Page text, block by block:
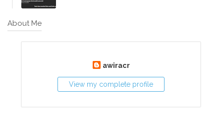
About Me
awiracr
View my complete profile